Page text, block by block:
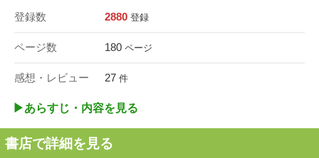
登録数 2880 登録
ページ数 180 ページ
感想・レビュー 27 件
▶︎あらすじ・内容を見る
書店で詳細を見る